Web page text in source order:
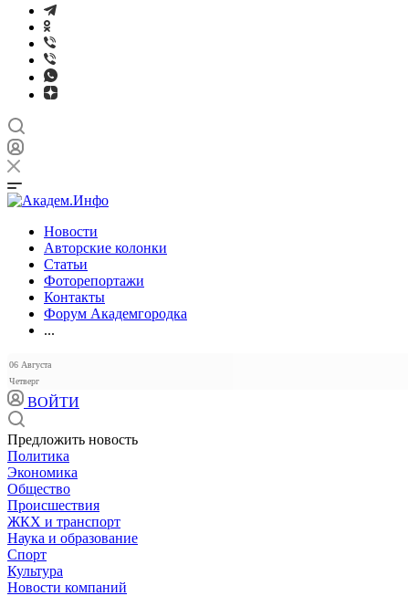
Новости
Авторские колонки
Статьи
Фоторепортажи
Контакты
Форум Академгородка
...
06 Августа
Четверг
ВОЙТИ
Предложить новость
Политика
Экономика
Общество
Происшествия
ЖКХ и транспорт
Наука и образование
Спорт
Культура
Новости компаний